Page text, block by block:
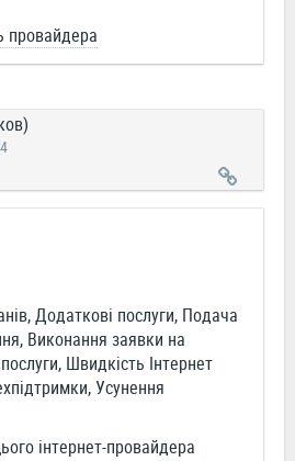
провайдера
Додаткові послуги, Подача
Виконання заявки на
Швидкість Інтернет
Усунення
інтернет-провайдера